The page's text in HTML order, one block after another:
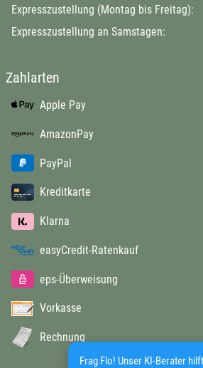
Frag Flo! Unser KI-Berater
Expresszustellung (Montag bis Freitag):
Expresszustellung an Samstagen:
Zahlarten
Apple Pay
AmazonPay
PayPal
Kreditkarte
Klarna
easyCredit-Ratenkauf
eps-Überweisung
Vorkasse
Rechnung